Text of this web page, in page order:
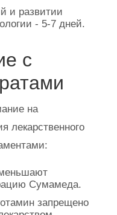
и развитии
- 5-7 дней.
с
на
лекарственного
Сумамеда.
запрещено